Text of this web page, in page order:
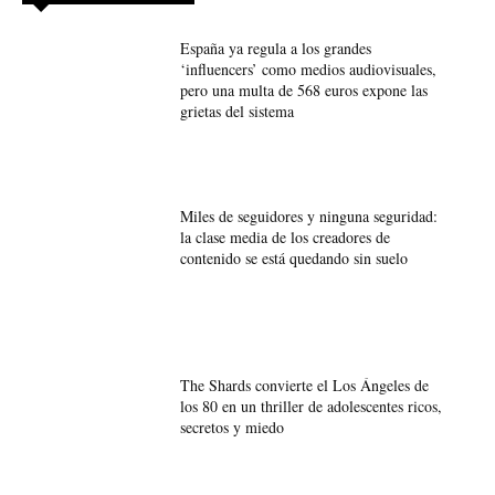
España ya regula a los grandes
‘influencers’ como medios audiovisuales,
pero una multa de 568 euros expone las
grietas del sistema
Miles de seguidores y ninguna seguridad:
la clase media de los creadores de
contenido se está quedando sin suelo
The Shards convierte el Los Ángeles de
los 80 en un thriller de adolescentes ricos,
secretos y miedo